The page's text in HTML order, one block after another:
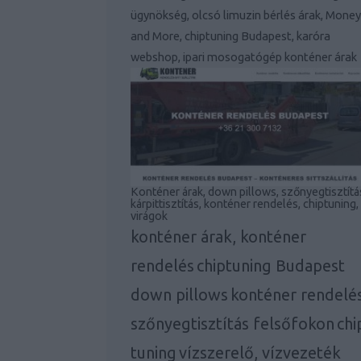
ügynökség, olcsó limuzin bérlés árak, Money
and More, chiptuning Budapest, karóra
webshop, ipari mosogatógép konténer árak
Konténer árak, down pillows,
kárpittisztítás, konténer rendelés, chiptuning,
virágok
konténer árak, konténer
rendelés chiptuning Budapest
down pillows konténer
szőnyegtisztítás felsőfokon
tuning vízszerelő, vízvezeték